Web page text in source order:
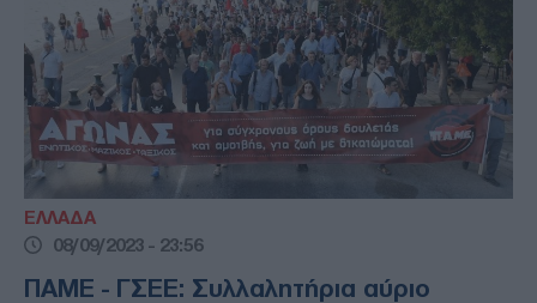
ΕΛΛΑΔΑ
08/09/2023 - 23:56
ΠΑΜΕ - ΓΣΕΕ: Συλλαλητήρια αύριο